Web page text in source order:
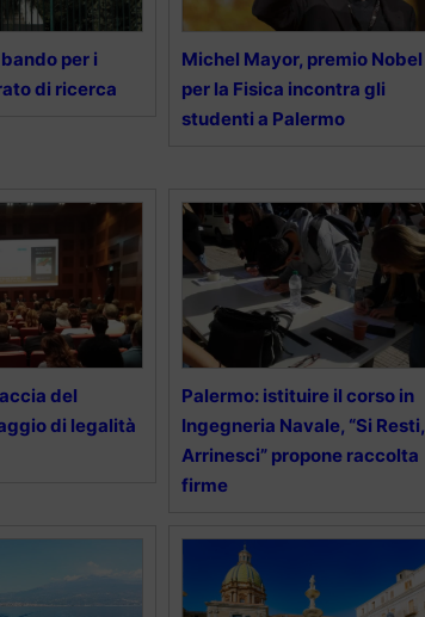
per i
di ricerca
Michel Mayor, premio Nobel
per la Fisica incontra gli
studenti a Palermo
del
di legalità
Palermo: istituire il corso in
Ingegneria Navale, “Si Resti,
Arrinesci” propone raccolta
firme